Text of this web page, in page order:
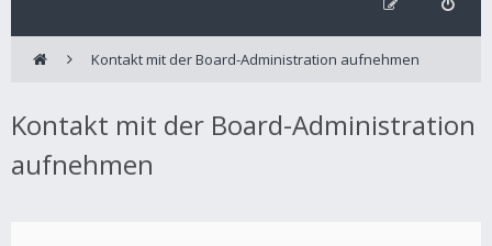
Kontakt mit der Board-Administration aufnehmen
Kontakt mit der Board-Administration
aufnehmen